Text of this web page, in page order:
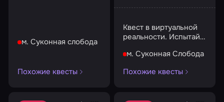
м. Суконная слобода
Похожие квесты
Квест в виртуальной
реальности. Испытай
Окунись в будущее.
м. Суконная Слобода
Похожие квесты